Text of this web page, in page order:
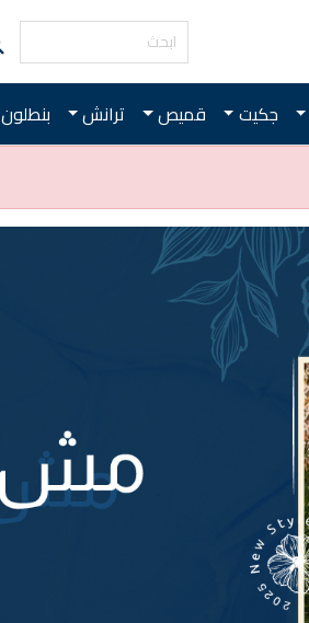
جكيت قميص ترانش بنطلون